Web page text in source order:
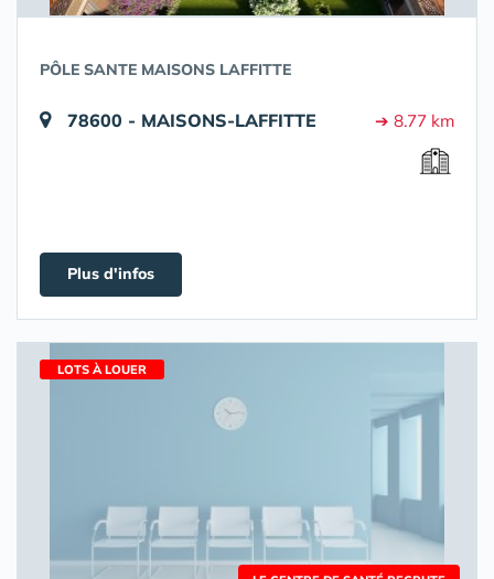
PÔLE SANTE MAISONS LAFFITTE
78600 - MAISONS-LAFFITTE ➔ 8.77 km
Plus d'infos
LOTS À LOUER